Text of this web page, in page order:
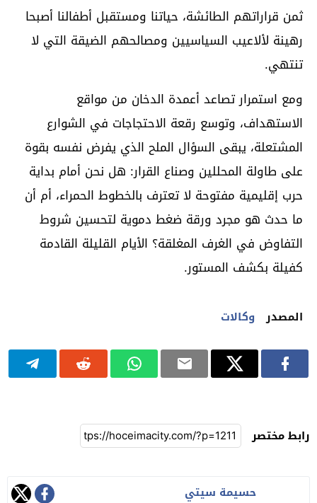
ثمن قراراتهم الطائشة، حياتنا ومستقبل أطفالنا أصبحا
رهينة لألاعيب السياسيين ومصالحهم الضيقة التي لا
تنتهي.
ومع استمرار تصاعد أعمدة الدخان من مواقع
الاستهداف، وتوسع رقعة الاحتجاجات في الشوارع
المشتعلة، يبقى السؤال الملح الذي يفرض نفسه بقوة
على طاولة المحللين وصناع القرار: هل نحن أمام بداية
حرب إقليمية مفتوحة لا تعترف بالخطوط الحمراء، أم أن
ما حدث هو مجرد ورقة ضغط دموية لتحسين شروط
التفاوض في الغرف المغلقة؟ الأيام القليلة القادمة
كفيلة بكشف المستور.
المصدر وكالات
رابط مختصر
حسيمة سيتي